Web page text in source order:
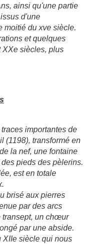
ainsi qu'une partie
d'une
moitié du xve siècle.
et quelques
XXe siècles, plus
importantes de
(1198), transformé en
la nef, une fontaine
pieds des pèlerins.
est en totale
brisé aux pierres
par des arcs
transept, un chœur
par une abside.
XIIe siècle qui nous